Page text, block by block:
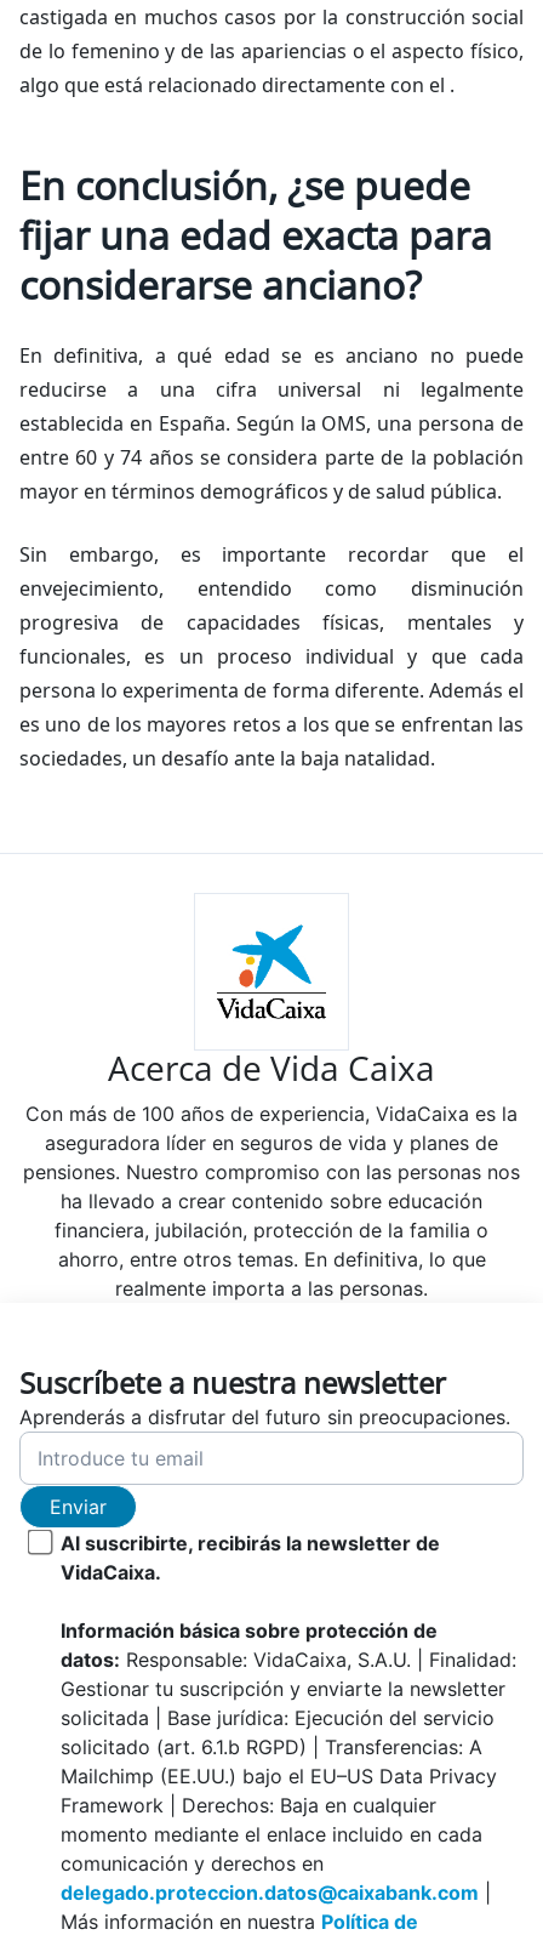
castigada en muchos casos por la construcción social
de lo femenino y de las apariencias o el aspecto físico,
algo que está relacionado directamente con el .
En conclusión, ¿se puede
fijar una edad exacta para
considerarse anciano?
En definitiva, a qué edad se es anciano no puede
reducirse a una cifra universal ni legalmente
establecida en España. Según la OMS, una persona de
entre 60 y 74 años se considera parte de la población
mayor en términos demográficos y de salud pública.
Sin embargo, es importante recordar que el
envejecimiento, entendido como disminución
progresiva de capacidades físicas, mentales y
funcionales, es un proceso individual y que cada
persona lo experimenta de forma diferente. Además el
es uno de los mayores retos a los que se enfrentan las
sociedades, un desafío ante la baja natalidad.
Acerca de Vida Caixa
Con más de 100 años de experiencia, VidaCaixa es la
aseguradora líder en seguros de vida y planes de
pensiones. Nuestro compromiso con las personas nos
ha llevado a crear contenido sobre educación
financiera, jubilación, protección de la familia o
ahorro, entre otros temas. En definitiva, lo que
realmente importa a las personas.
Suscríbete a nuestra newsletter
Aprenderás a disfrutar del futuro sin preocupaciones.
Enviar
Al suscribirte, recibirás la newsletter de
VidaCaixa.
Información básica sobre protección de
datos: Responsable: VidaCaixa, S.A.U. | Finalidad:
Gestionar tu suscripción y enviarte la newsletter
solicitada | Base jurídica: Ejecución del servicio
solicitado (art. 6.1.b RGPD) | Transferencias: A
Mailchimp (EE.UU.) bajo el EU–US Data Privacy
Framework | Derechos: Baja en cualquier
momento mediante el enlace incluido en cada
comunicación y derechos en
delegado.proteccion.datos@caixabank.com
Más información en nuestra Política de